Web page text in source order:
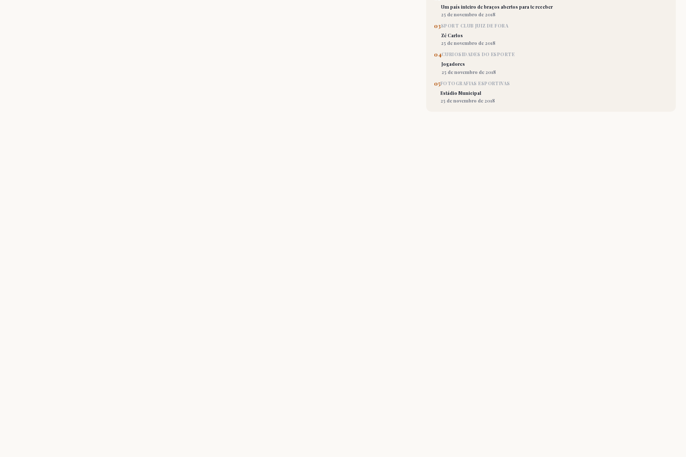
Um país inteiro de braços abertos para te receber
25 de novembro de 2018
03SPORT CLUB JUIZ DE FORA
Zé Carlos
25 de novembro de 2018
04CURIOSIDADES DO ESPORTE
Jogadores
25 de novembro de 2018
05FOTOGRAFIAS ESPORTIVAS
Estádio Municipal
25 de novembro de 2018